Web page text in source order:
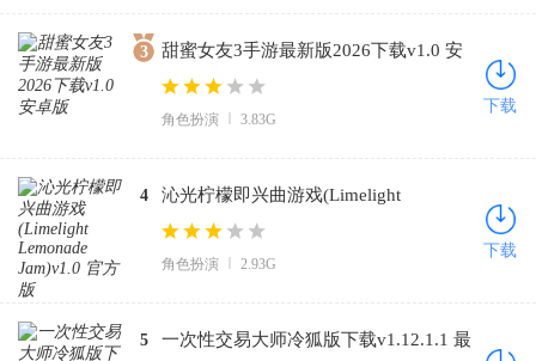
3
甜蜜女友3手游最新版2026下载v1.0 安
卓版
角色扮演 3.83G
下载
4
沁光柠檬即兴曲游戏(Limelight
Lemonade Jam)v1.0 官方版
角色扮演 2.93G
下载
5
一次性交易大师冷狐版下载v1.12.1.1 最